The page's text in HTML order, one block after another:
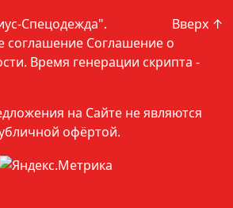
Вверх ↑
Спецодежда".
соглашение Соглашение о
. Время генерации скрипта -
на Сайте не являются
офёртой.